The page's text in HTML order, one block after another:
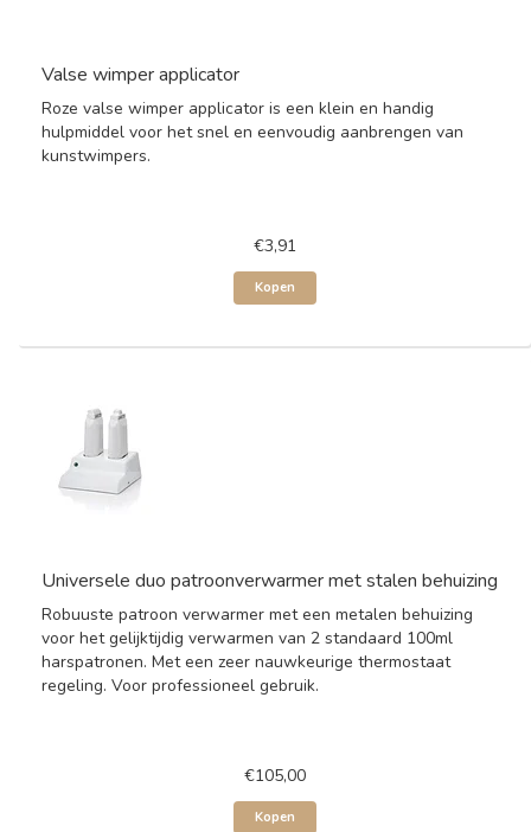
Valse wimper applicator
Roze valse wimper applicator is een klein en handig
hulpmiddel voor het snel en eenvoudig aanbrengen van
kunstwimpers.
€3,91
Kopen
Universele duo patroonverwarmer met stalen behuizing
Robuuste patroon verwarmer met een metalen behuizing
voor het gelijktijdig verwarmen van 2 standaard 100ml
harspatronen. Met een zeer nauwkeurige thermostaat
regeling. Voor professioneel gebruik.
€105,00
Kopen